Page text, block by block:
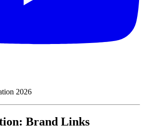
2026
Brand Links